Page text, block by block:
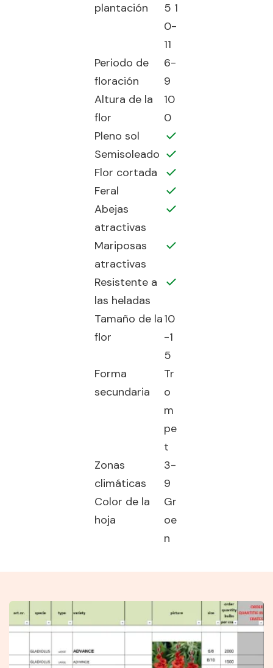
plantación
5 1
0-
11
Periodo de
floración
6-
9
Altura de la
flor
10
0
Pleno sol
Semisoleado
Flor cortada
Feral
Abejas
atractivas
Mariposas
atractivas
Resistente a
las heladas
Tamaño de la
flor
10
-1
5
Forma
secundaria
Tr
o
m
pe
t
Zonas
climáticas
3-
9
Color de la
hoja
Gr
oe
n